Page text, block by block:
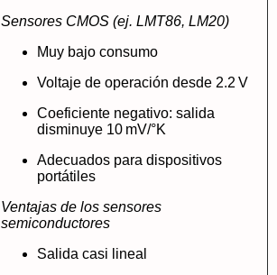
Sensores CMOS (ej. LMT86, LM20)
Muy bajo consumo
Voltaje de operación desde 2.2 V
Coeficiente negativo: salida
disminuye 10 mV/°K
Adecuados para dispositivos
portátiles
Ventajas de los sensores
semiconductores
Salida casi lineal